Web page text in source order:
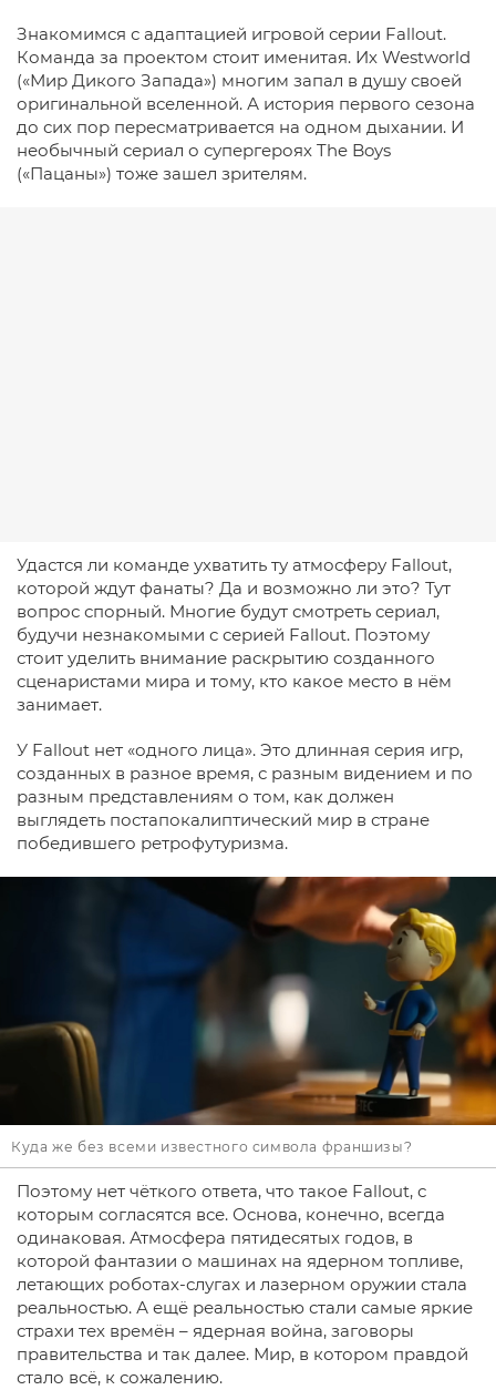
Знакомимся с адаптацией игровой серии Fallout.
Команда за проектом стоит именитая. Их Westworld
(«Мир Дикого Запада») многим запал в душу своей
оригинальной вселенной. А история первого сезона
до сих пор пересматривается на одном дыхании. И
необычный сериал о супергероях The Boys
(«Пацаны») тоже зашел зрителям.
Удастся ли команде ухватить ту атмосферу Fallout,
которой ждут фанаты? Да и возможно ли это? Тут
вопрос спорный. Многие будут смотреть сериал,
будучи незнакомыми с серией Fallout. Поэтому
стоит уделить внимание раскрытию созданного
сценаристами мира и тому, кто какое место в нём
занимает.
У Fallout нет «одного лица». Это длинная серия игр,
созданных в разное время, с разным видением и по
разным представлениям о том, как должен
выглядеть постапокалиптический мир в стране
победившего ретрофутуризма.
Куда же без всеми известного символа франшизы?
Поэтому нет чёткого ответа, что такое Fallout, с
которым согласятся все. Основа, конечно, всегда
одинаковая. Атмосфера пятидесятых годов, в
которой фантазии о машинах на ядерном топливе,
летающих роботах-слугах и лазерном оружии стала
реальностью. А ещё реальностью стали самые яркие
страхи тех времён – ядерная война, заговоры
правительства и так далее. Мир, в котором правдой
стало всё, к сожалению.